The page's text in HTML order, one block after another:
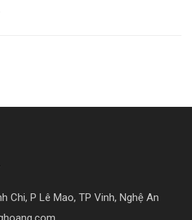
Chi, P Lê Mao, TP Vinh, Nghệ An